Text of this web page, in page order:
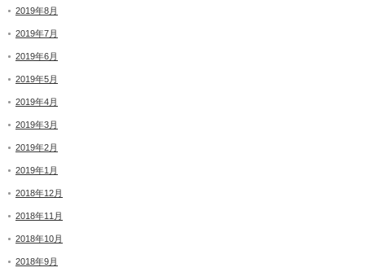
2019年8月
2019年7月
2019年6月
2019年5月
2019年4月
2019年3月
2019年2月
2019年1月
2018年12月
2018年11月
2018年10月
2018年9月